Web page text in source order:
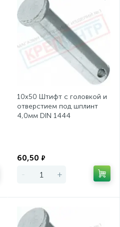
10х50 Штифт с головкой и
отверстием под шплинт
4,0мм DIN 1444
60,50 ₽
- +